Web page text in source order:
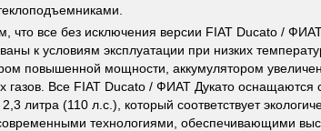
что все без исключения версии FIAT Ducato / ФИАТ
к условиям эксплуатации при низких
повышенной мощности, аккумулятором
газов. Все FIAT Ducato / ФИАТ Дукато
литра (110 л.с.), который соответствует
технологиями, обеспечивающими